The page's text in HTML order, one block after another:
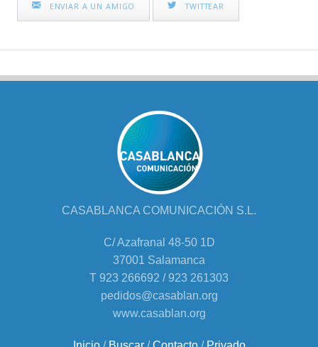
ENVIAR A UN AMIGO TWITTEAR
CASABLANCA COMUNICACIÓN S.L.
C/ Azafranal 48-50 1D
37001 Salamanca
T 923 266692 / 923 261303
pedidos@casablan.org
www.casablan.org